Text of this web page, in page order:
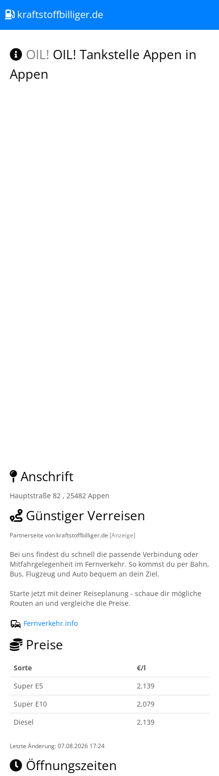
kraftstoffbilliger.de
OIL! OIL! Tankstelle Appen in
Appen
Anschrift
Hauptstraße 82 , 25482 Appen
Günstiger Verreisen
Partnerseite von kraftstoffbilliger.de [Anzeige]
Bei uns findest du schnell die passende Verbindung oder
Mitfahrgelegenheit im Fernverkehr. So kommst du per Bahn,
Bus, Flugzeug und Auto bequem an dein Ziel.
Starte jetzt mit deiner Reiseplanung - schaue dir mögliche
Routen an und vergleiche die Preise.
Fernverkehr.info
Preise
Sorte
€/l
Super E5
2,139
Super E10
2,079
Diesel
2,139
Letzte Änderung: 07.08.2026 17:24
Öffnungszeiten